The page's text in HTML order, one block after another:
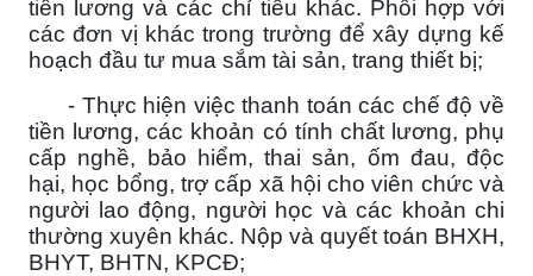
tiền lương và các chỉ tiêu khác. Phối hợp với
các đơn vị khác trong trường để xây dựng kế
hoạch đầu tư mua sắm tài sản, trang thiết bị;
- Thực hiện việc thanh toán các chế độ về
tiền lương, các khoản có tính chất lương, phụ
cấp nghề, bảo hiểm, thai sản, ốm đau, độc
hại, học bổng, trợ cấp xã hội cho viên chức và
người lao động, người học và các khoản chi
thường xuyên khác. Nộp và quyết toán BHXH,
BHYT, BHTN, KPCĐ;